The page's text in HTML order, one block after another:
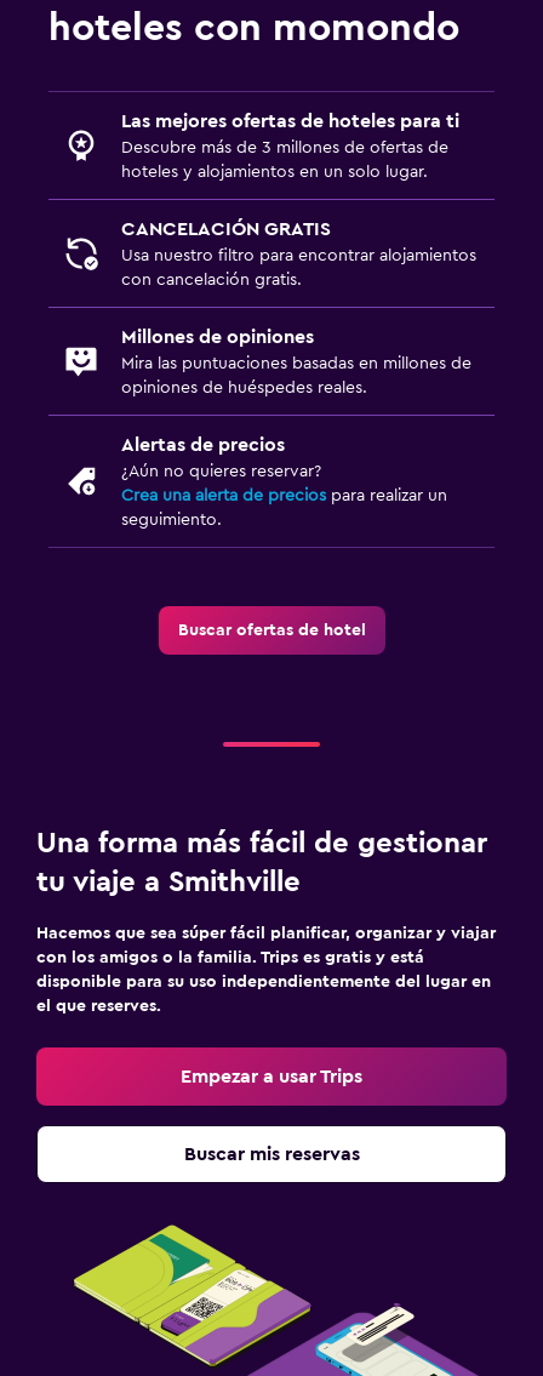
hoteles con momondo
Las mejores ofertas de hoteles para ti
Descubre más de 3 millones de ofertas de
hoteles y alojamientos en un solo lugar.
CANCELACIÓN GRATIS
Usa nuestro filtro para encontrar alojamientos
con cancelación gratis.
Millones de opiniones
Mira las puntuaciones basadas en millones de
opiniones de huéspedes reales.
Alertas de precios
¿Aún no quieres reservar?
Crea una alerta de precios para realizar un
seguimiento.
Buscar ofertas de hotel
Una forma más fácil de gestionar
tu viaje a Smithville
Hacemos que sea súper fácil planificar, organizar y viajar
con los amigos o la familia. Trips es gratis y está
disponible para su uso independientemente del lugar en
el que reserves.
Empezar a usar Trips
Buscar mis reservas